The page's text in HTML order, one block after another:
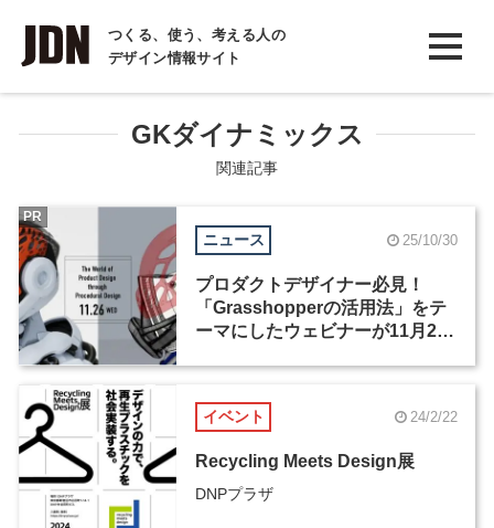
つくる、使う、考える人の
デザイン情報サイト
INTERVIEW
インタビュー
REPORT
COLUMN
GKダイナミックス
関連記事
ニュース 25/10/30
プロダクトデザイナー必見！
「Grasshopperの活用法」をテ
ーマにしたウェビナーが11月26
PR
イベント 24/2/22
Recycling Meets Design展
DNPプラザ